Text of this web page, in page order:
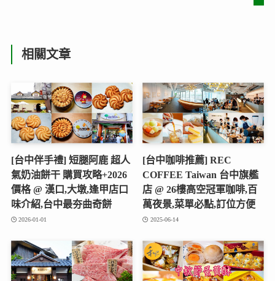
相關文章
[台中伴手禮] 短腿阿鹿 超人
氣奶油餅干 購買攻略+2026
價格 @ 漢口,大墩,逢甲店口
味介紹,台中最夯曲奇餅
2026-01-01
[台中咖啡推薦] REC
COFFEE Taiwan 台中旗艦
店 @ 26樓高空冠軍咖啡,百
萬夜景,菜單必點,訂位方便
2025-06-14